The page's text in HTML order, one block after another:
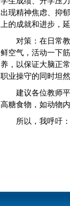
出现精神焦虑、抑
上的成就和进步，
对策：在日常
鲜空气，活动一下
养，以保证大脑正
职业操守的同时坦
建议各位教师
高糖食物，如动物
所以，我呼吁